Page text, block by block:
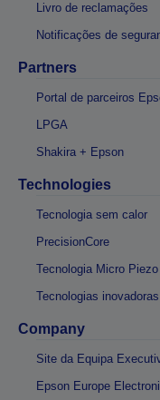
Livro de reclamações
Notificações de
Partners
Portal de parceiros
LPGA
Shakira + Epson
Technologies
Tecnologia sem calor
PrecisionCore
Tecnologia Micro Piezo
Tecnologias inovadoras
Company
Site da Equipa
Epson Europe